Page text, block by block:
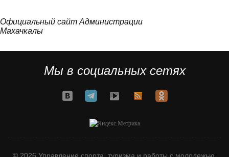
Официальный сайт Администрации
Махачкалы
Мы в социальных сетях